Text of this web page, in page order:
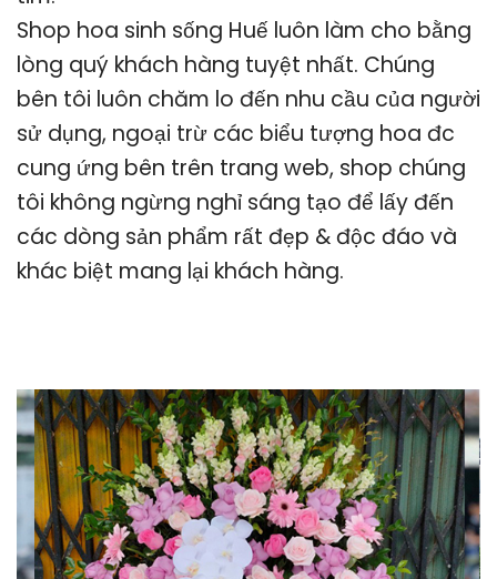
Shop hoa sinh sống Huế luôn làm cho bằng
lòng quý khách hàng tuyệt nhất. Chúng
bên tôi luôn chăm lo đến nhu cầu của người
sử dụng, ngoại trừ các biểu tượng hoa đc
cung ứng bên trên trang web, shop chúng
tôi không ngừng nghỉ sáng tạo để lấy đến
các dòng sản phẩm rất đẹp & độc đáo và
khác biệt mang lại khách hàng.